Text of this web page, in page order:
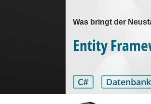
Was bringt der
Entity
C#